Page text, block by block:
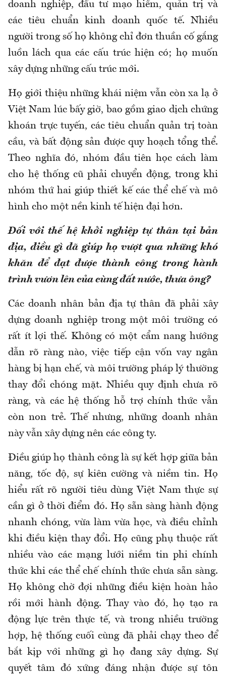
doanh nghiệp, đầu tư mạo hiểm, quản trị và
các tiêu chuẩn kinh doanh quốc tế. Nhiều
người trong số họ không chỉ đơn thuần cố gắng
luồn lách qua các cấu trúc hiện có; họ muốn
xây dựng những cấu trúc mới.
Họ giới thiệu những khái niệm vẫn còn xa lạ ở
Việt Nam lúc bấy giờ, bao gồm giao dịch chứng
khoán trực tuyến, các tiêu chuẩn quản trị toàn
cầu, và bất động sản được quy hoạch tổng thể.
Theo nghĩa đó, nhóm đầu tiên học cách làm
cho hệ thống cũ phải chuyển động, trong khi
nhóm thứ hai giúp thiết kế các thể chế và mô
hình cho một nền kinh tế hiện đại hơn.
Đối với thế hệ khởi nghiệp tự thân tại bản
địa, điều gì đã giúp họ vượt qua những khó
khăn để đạt được thành công trong hành
trình vươn lên của cùng đất nước, thưa ông?
Các doanh nhân bản địa tự thân đã phải xây
dựng doanh nghiệp trong một môi trường có
rất ít lợi thế. Không có một cẩm nang hướng
dẫn rõ ràng nào, việc tiếp cận vốn vay ngân
hàng bị hạn chế, và môi trường pháp lý thường
thay đổi chóng mặt. Nhiều quy định chưa rõ
ràng, và các hệ thống hỗ trợ chính thức vẫn
còn non trẻ. Thế nhưng, những doanh nhân
này vẫn xây dựng nên các công ty.
Điều giúp họ thành công là sự kết hợp giữa bản
năng, tốc độ, sự kiên cường và niềm tin. Họ
hiểu rất rõ người tiêu dùng Việt Nam thực sự
cần gì ở thời điểm đó. Họ sẵn sàng hành động
nhanh chóng, vừa làm vừa học, và điều chỉnh
khi điều kiện thay đổi. Họ cũng phụ thuộc rất
nhiều vào các mạng lưới niềm tin phi chính
thức khi các thể chế chính thức chưa sẵn sàng.
Họ không chờ đợi những điều kiện hoàn hảo
rồi mới hành động. Thay vào đó, họ tạo ra
động lực trên thực tế, và trong nhiều trường
hợp, hệ thống cuối cùng đã phải chạy theo để
bắt kịp với những gì họ đang xây dựng. Sự
quyết tâm đó xứng đáng nhận được sự tôn